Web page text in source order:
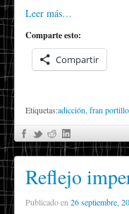
Leer más…
Comparte esto:
Compartir
Etiquetas:adicción fran portillo
Reflejo
Publicado en 26 septiembre,